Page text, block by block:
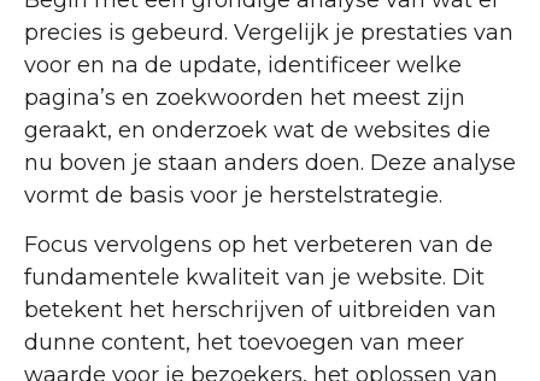
precies is gebeurd. Vergelijk je prestaties van
voor en na de update, identificeer welke
pagina’s en zoekwoorden het meest zijn
geraakt, en onderzoek wat de websites die
nu boven je staan anders doen. Deze analyse
vormt de basis voor je herstelstrategie.
Focus vervolgens op het verbeteren van de
fundamentele kwaliteit van je website. Dit
betekent het herschrijven of uitbreiden van
dunne content, het toevoegen van meer
waarde voor je bezoekers, het oplossen van